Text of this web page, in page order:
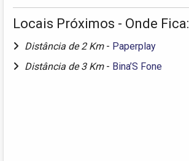
Locais Próximos - Onde Fica:
Distância de 2 Km - Paperplay
Distância de 3 Km - Bina’S Fone